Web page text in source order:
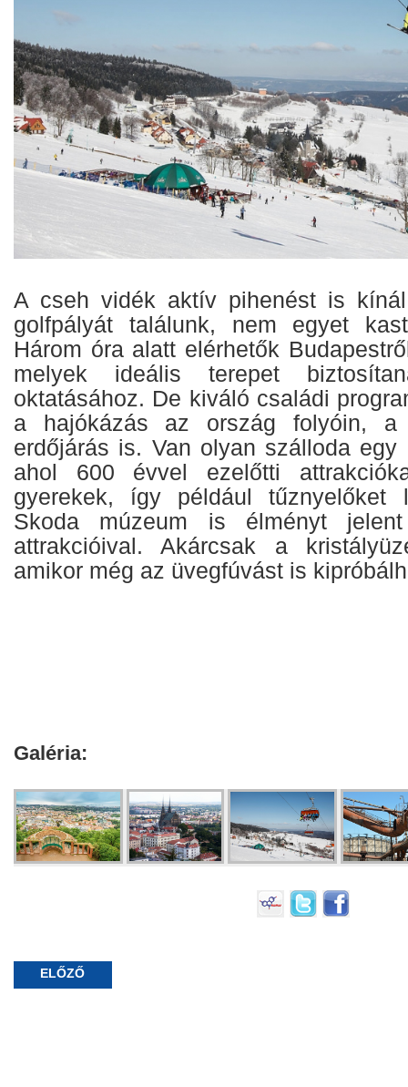
A cseh vidék aktív pihenést is
golfpályát találunk, nem egyet
Három óra alatt elérhetők
melyek ideális terepet
oktatásához. De kiváló családi
a hajókázás az ország folyóin, a
erdőjárás is. Van olyan szálloda egy
ahol 600 évvel ezelőtti
gyerekek, így például
Skoda múzeum is élményt
attrakcióival. Akárcsak a
amikor még az üvegfúvást is
Galéria:
ELŐZŐ